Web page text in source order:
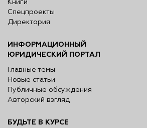
Книги
Спецпроекты
Директория
ИНФОРМАЦИОННЫЙ
ЮРИДИЧЕСКИЙ ПОРТАЛ
Главные темы
Новые статьи
Публичные обсуждения
Авторский взгляд
БУДЬТЕ В КУРСЕ